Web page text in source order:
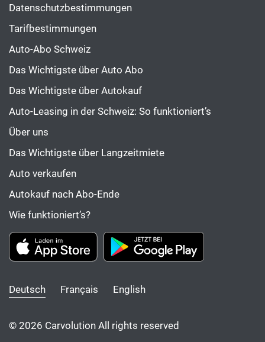
Datenschutzbestimmungen
Tarifbestimmungen
Auto-Abo Schweiz
Das Wichtigste über Auto Abo
Das Wichtigste über Autokauf
Auto-Leasing in der Schweiz: So funktioniert’s
Über uns
Das Wichtigste über Langzeitmiete
Auto verkaufen
Autokauf nach Abo-Ende
Wie funktioniert’s?
Deutsch Français English
© 2026 Carvolution All rights reserved